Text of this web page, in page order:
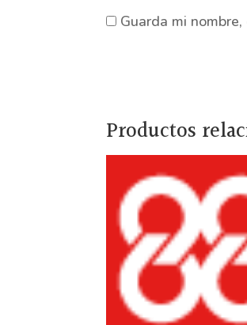
Guarda mi
Productos